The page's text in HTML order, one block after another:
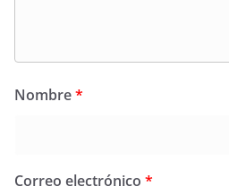
Nombre*
Correo electrónico *